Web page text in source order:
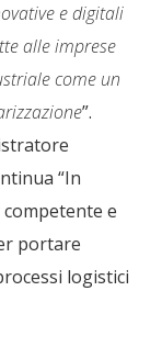
e digitali
alle imprese
come un
”.
“In
e
portare
logistici